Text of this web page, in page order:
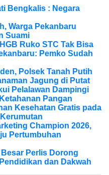
Bengkalis : Negara
Warga Pekanbaru
Suami
Ruko STC Tak Bisa
Pemko Sudah
Polsek Tanah Putih
Jagung di Putat
Pelalawan Dampingi
Pangan
Kesehatan Gratis pada
Champion 2026,
Pertumbuhan
Perlis Dorong
dan Dakwah